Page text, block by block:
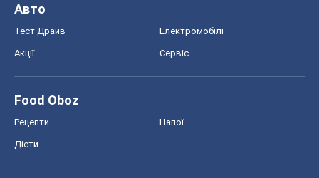
Авто
Тест Драйв Електромобілі
Акції Сервіс
Food Oboz
Рецепти Напої
Дієти